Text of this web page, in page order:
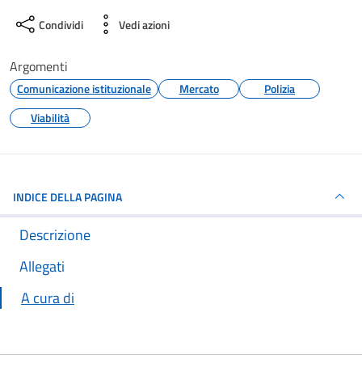
Condividi Vedi azioni
Argomenti
Comunicazione istituzionale Mercato
Polizia
Viabilità
INDICE DELLA PAGINA
Descrizione
Allegati
A cura di